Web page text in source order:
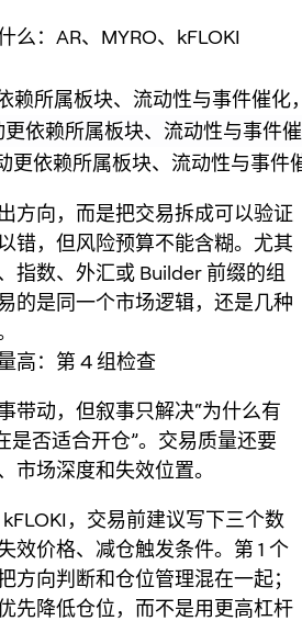
么：AR、MYRO、kFLOKI
赖所属板块、流动性与事件催化
更依赖所属板块、流动性与事件
更依赖所属板块、流动性与事件
方向，而是把交易拆成可以验证
错，但风险预算不能含糊。尤其
指数、外汇或 Builder 前缀的组
的是同一个市场逻辑，还是几种
高：第 4 组检查
带动，但叙事只解决“为什么有
是否适合开仓”。交易质量还要
市场深度和失效位置。
，交易前建议写下三个数
效价格、减仓触发条件。第 1 个
方向判断和仓位管理混在一起；
先降低仓位，而不是用更高杠杆